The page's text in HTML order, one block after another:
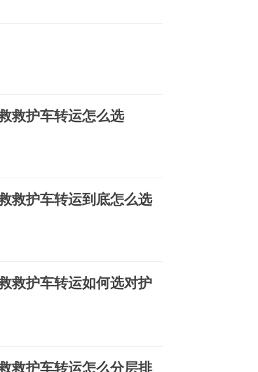
救护车转运怎么选
救护车转运到底怎么选
救护车转运如何选对护
救护车转运怎么分层排